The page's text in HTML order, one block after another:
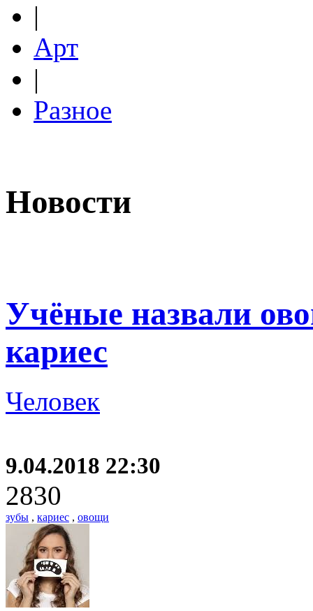
|
Арт
|
Разное
Новости
Учёные назвали
кариес
Человек
9.04.2018 22:30
2830
зубы , кариес , овощи